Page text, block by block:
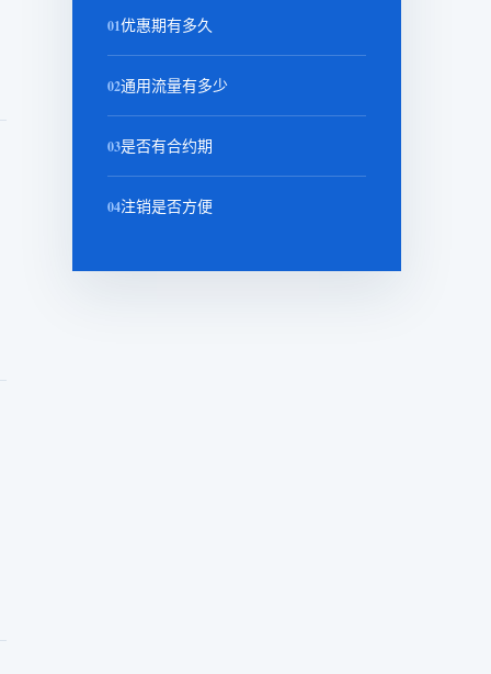
01优惠期有多久
02通用流量有多少
03是否有合约期
04注销是否方便